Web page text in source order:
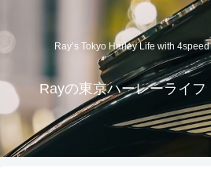
Ray’s Tokyo Harley Life with
Rayの東京ハーレーライ